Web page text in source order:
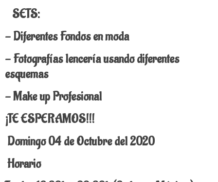
SETS:
- Diferentes Fondos en moda
- Fotografías lencería usando diferentes
esquemas
- Make up Profesional
¡TE ESPERAMOS!!!
Domingo 04 de Octubre del 2020
Horario